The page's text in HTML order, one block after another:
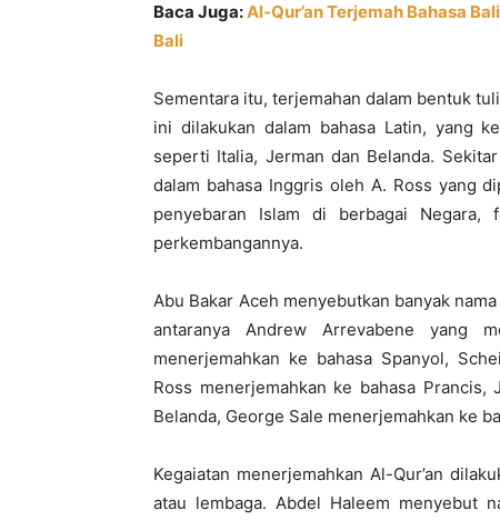
Baca Juga:Al-Qur’an Terjemah Bahasa
Bali
Sementara itu, terjemahan dalam bentuk
ini dilakukan dalam bahasa Latin, yang
seperti Italia, Jerman dan Belanda.
dalam bahasa Inggris oleh A. Ross yang
penyebaran Islam di berbagai Negara,
perkembangannya.
Abu Bakar Aceh menyebutkan banyak
antaranya Andrew Arrevabene yang
menerjemahkan ke bahasa Spanyol,
Ross menerjemahkan ke bahasa Prancis,
Belanda, George Sale menerjemahkan ke
Kegaiatan menerjemahkan Al-Qur’an
atau lembaga. Abdel Haleem menyebut